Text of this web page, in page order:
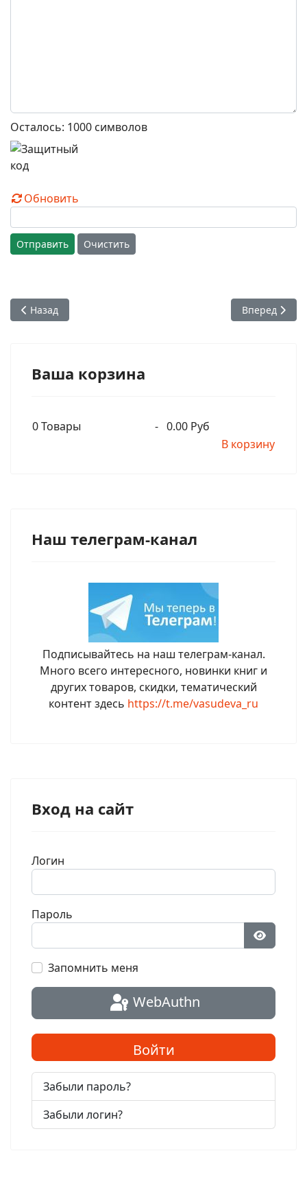
Осталось: 1000 символов
Обновить
Отправить Очистить
Предыдущий: Шрила Прабхупада - Мы должны учить людей
Назад Следующий:
Вперед
Ваша корзина
0Товары - 0.00 Руб
В корзину
Наш телеграм-канал
Подписывайтесь на наш телеграм-канал.
Много всего интересного, новинки книг и
других товаров, скидки, тематический
контент здесь https://t.me/vasudeva_ru
Вход на сайт
Логин
Пароль
Запомнить меня
WebAuthn
Войти
Забыли пароль?
Забыли логин?